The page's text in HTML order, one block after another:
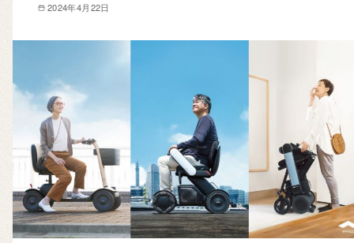
2024年4月22日